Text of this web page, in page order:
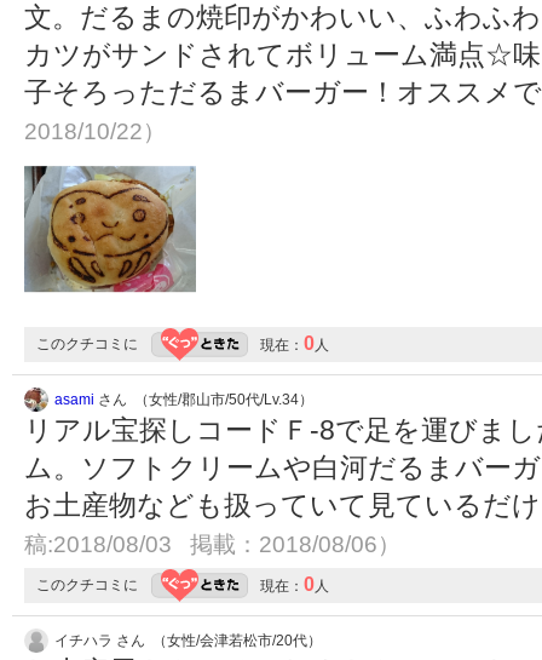
文。だるまの焼印がかわいい、ふわふ
カツがサンドされてボリューム満点☆
子そろっただるまバーガー！オススメ
2018/10/22）
このクチコミに 現在： 0人
asami さん （女性/郡山市/50代/Lv.34）
リアル宝探しコードＦ-8で足を運びま
ム。ソフトクリームや白河だるまバー
お土産物なども扱っていて見ているだ
稿:2018/08/03 掲載：2018/08/06）
このクチコミに 現在： 0人
イチハラ さん （女性/会津若松市/20代）